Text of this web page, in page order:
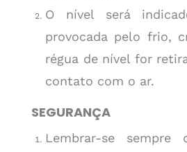
O nível será
provocada pelo frio,
régua de nível for
contato com o ar.
SEGURANÇA
Lembrar-se sempre